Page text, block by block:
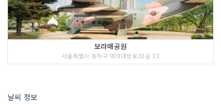
보라매공원
서울특별시 동작구 여의대방로20길 33
날씨 정보